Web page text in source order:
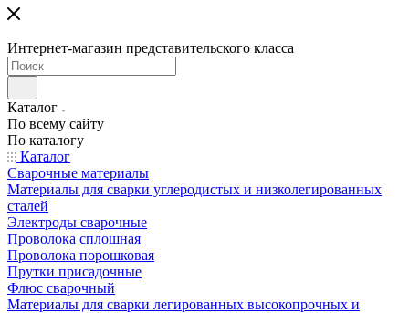
Интернет-магазин представительского класса
Каталог
По всему сайту
По каталогу
Каталог
Сварочные материалы
Материалы для сварки углеродистых и низколегированных
сталей
Электроды сварочные
Проволока сплошная
Проволока порошковая
Прутки присадочные
Флюс сварочный
Материалы для сварки легированных высокопрочных и